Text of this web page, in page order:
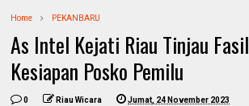
Home PEKANBARU
As Intel Kejati Riau Tinjau
Kesiapan Posko Pemilu
0 Riau Wicara Jumat, 24 November 2023